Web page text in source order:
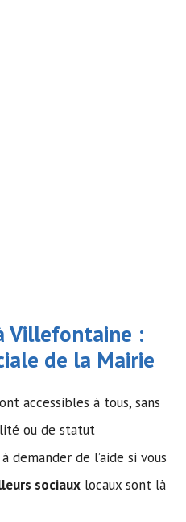
Villefontaine :
de la Mairie
accessibles à tous, sans
ou de statut
demander de l’aide si vous
sociaux locaux sont là